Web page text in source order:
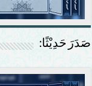
صَدَرَ حَدِيْثًا: